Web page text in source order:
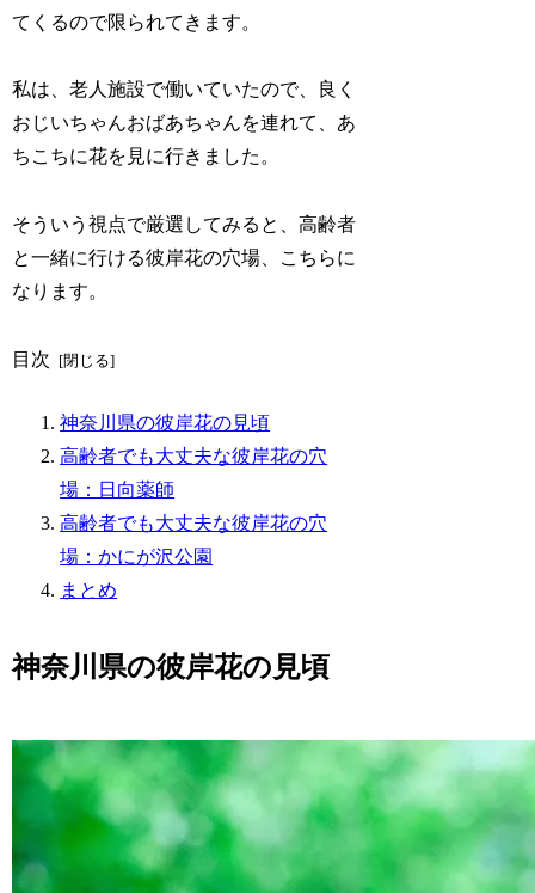
てくるので限られてきます。
私は、老人施設で働いていたので、良く
おじいちゃんおばあちゃんを連れて、あ
ちこちに花を見に行きました。
そういう視点で厳選してみると、高齢者
と一緒に行ける彼岸花の穴場、こちらに
なります。
目次
神奈川県の彼岸花の見頃
高齢者でも大丈夫な彼岸花の穴
場：日向薬師
高齢者でも大丈夫な彼岸花の穴
場：かにが沢公園
まとめ
神奈川県の彼岸花の見頃